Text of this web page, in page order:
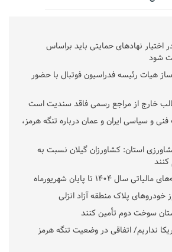
اختیار نهادهای حمایتی باید براساس
شود
هیات رئیسه فدراسیون فوتبال با حضور
خارج از مراجع رسمی فاقد سندیت است
و سیاسی ایران و عمان درباره تنگه هرمز،
استان: کشاورزان گیلان نسبت به
کنند
۱۴۰۴ تا پایان شهریورماه
پلاک منطقه آزاد انزلی
سوخت دوم تأمین کنند
نداریم/ اتفاقی در وضعیت تنگه هرمز